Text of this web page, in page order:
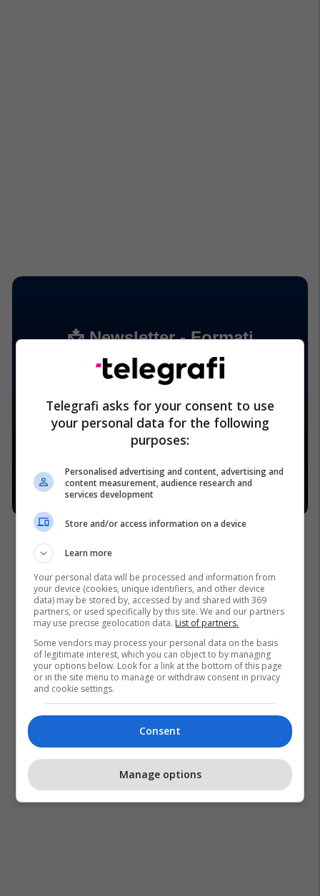
Telegrafi asks for your consent to use
your personal data for the following
purposes:
Personalised advertising and content, advertising and
content measurement, audience research and
services development
Store and/or access information on a device
Learn more
Your personal data will be processed and information from
your device (cookies, unique identifiers, and other device
data) may be stored by, accessed by and shared with 369
partners, or used specifically by this site. We and our partners
may use precise geolocation data. List of partners.
Some vendors may process your personal data on the basis
of legitimate interest, which you can object to by managing
your options below. Look for a link at the bottom of this page
or in the site menu to manage or withdraw consent in privacy
and cookie settings.
Consent
Manage options